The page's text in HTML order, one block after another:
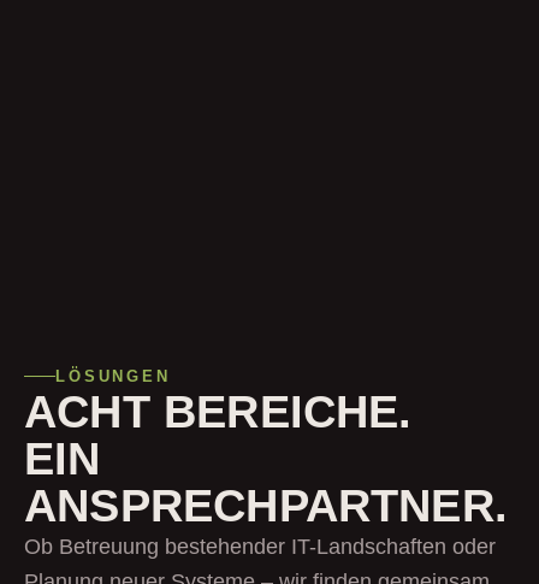
LÖSUNGEN
ACHT BEREICHE.
EIN
ANSPRECHPARTNER.
Ob Betreuung bestehender IT-Landschaften oder